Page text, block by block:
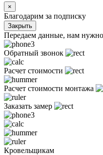
×
Благодарим за подписку
Закрыть
Передаем данные, нам нужно
Обратный звонок
Расчет стоимости
Расчет стоимости монтажа
Заказать замер
Кровельщикам